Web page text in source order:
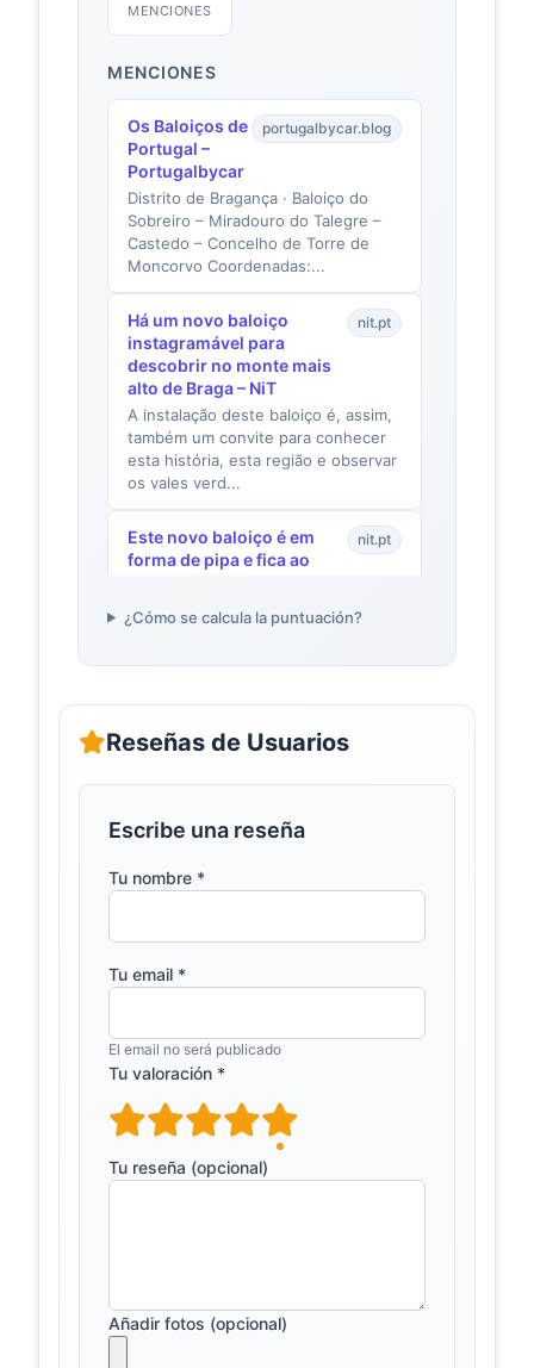
MENCIONES
MENCIONES
Os Baloiços de
Portugal –
Portugalbycar
portugalbycar.blog
Distrito de Bragança · Baloiço do
Sobreiro – Miradouro do Talegre –
Castedo – Concelho de Torre de
Moncorvo Coordenadas:...
Há um novo baloiço
instagramável para
descobrir no monte mais
alto de Braga – NiT
nit.pt
A instalação deste baloiço é, assim,
também um convite para conhecer
esta história, esta região e observar
os vales verd...
Este novo baloiço é em
forma de pipa e fica ao
nit.pt
Na Capital do Espumante, no topo ...
da Anadia, nasceu no final de 2020
Baloiço da
Serradela –
baloicosdeportugal.pt
Instalado no miradouro da Serradela,
baloiço panorâmico tem cerca de
sete metros de alt...
Rota das Cerejas
em São João de
Fontoura com
&quot;O Parque Fluvial de Porto de
Rei conta com um cais de
um pontão de ligação, um...
Baloiço da
Serra –
baloicosdeportugal.pt
fenomenal sobre o vale d...
¿Cómo se calcula la puntuación?
Reseñas de Usuarios
Escribe una reseña
Tu nombre *
Tu email *
El email no será publicado
Tu valoración *
Tu reseña (opcional)
Añadir fotos (opcional)